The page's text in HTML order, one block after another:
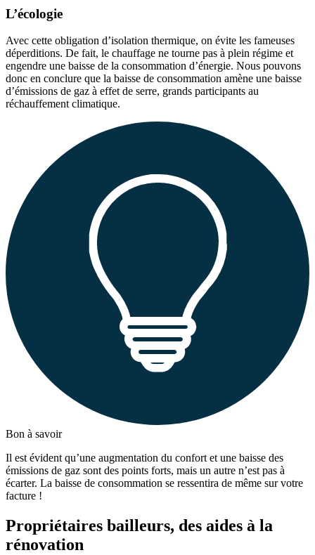
L’écologie
Avec cette obligation d’isolation thermique, on évite les fameuses
déperditions. De fait, le chauffage ne tourne pas à plein régime et
engendre une baisse de la consommation d’énergie. Nous pouvons
donc en conclure que la baisse de consommation amène une baisse
d’émissions de gaz à effet de serre, grands participants au
réchauffement climatique.
Bon à savoir
Il est évident qu’une augmentation du confort et une baisse des
émissions de gaz sont des points forts, mais un autre n’est pas à
écarter. La baisse de consommation se ressentira de même sur votre
facture !
Propriétaires bailleurs, des aides à la
rénovation